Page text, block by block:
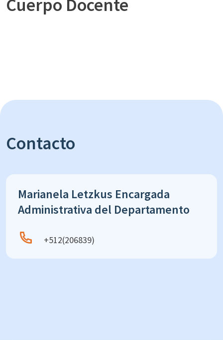
Cuerpo Docente
Contacto
Marianela Letzkus Encargada
Administrativa del Departamento
+512(206839)